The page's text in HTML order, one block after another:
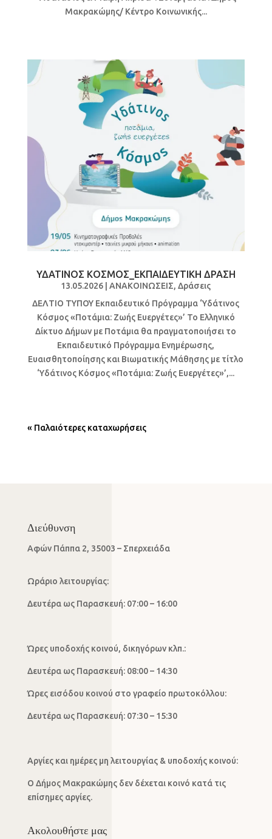
Μακρακώμης/ Κέντρο Κοινωνικής...
ΥΔΑΤΙΝΟΣ ΚΟΣΜΟΣ_ΕΚΠΑΙΔΕΥΤΙΚΗ ΔΡΑΣΗ
13.05.2026 |ΑΝΑΚΟΙΝΩΣΕΙΣ,Δράσεις
ΔΕΛΤΙΟ ΤΥΠΟΥ Εκπαιδευτικό Πρόγραμμα ‘Υδάτινος
Κόσμος «Ποτάμια: Ζωής Ευεργέτες»’ Το Ελληνικό
Δίκτυο Δήμων με Ποτάμια θα πραγματοποιήσει το
Εκπαιδευτικό Πρόγραμμα Ενημέρωσης,
Ευαισθητοποίησης και Βιωματικής Μάθησης με τίτλο
‘Υδάτινος Κόσμος «Ποτάμια: Ζωής Ευεργέτες»’,...
« Παλαιότερες καταχωρήσεις
Διεύθυνση
Αφών Πάππα 2, 35003 – Σπερχειάδα
Ωράριο λειτουργίας:
Δευτέρα ως Παρασκευή: 07:00 – 16:00
Ώρες υποδοχής κοινού, δικηγόρων κλπ.:
Δευτέρα ως Παρασκευή: 08:00 – 14:30
Ώρες εισόδου κοινού στο γραφείο πρωτοκόλλου:
Δευτέρα ως Παρασκευή: 07:30 – 15:30
Αργίες και ημέρες μη λειτουργίας & υποδοχής κοινού:
Ο Δήμος Μακρακώμης δεν δέχεται κοινό κατά τις
επίσημες αργίες.
Ακολουθήστε μας